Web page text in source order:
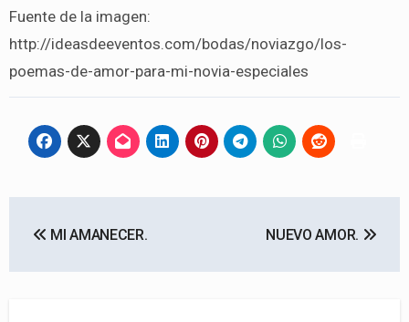
Fuente de la imagen:
http://ideasdeeventos.com/bodas/noviazgo/los-
poemas-de-amor-para-mi-novia-especiales
MI AMANECER. NUEVO AMOR.